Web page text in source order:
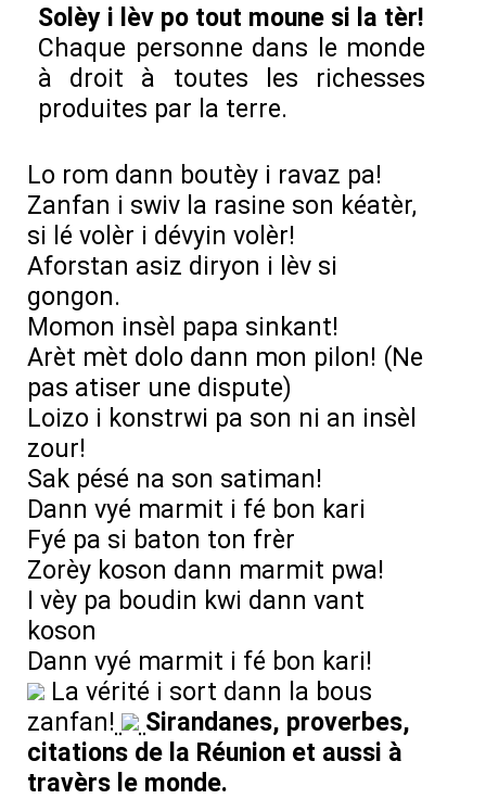
Solèy i lèv po tout moune si la tèr!
Chaque personne dans le monde
à droit à toutes les richesses
produites par la terre.
Lo rom dann boutèy i ravaz pa!
Zanfan i swiv la rasine son kéatèr,
si lé volèr i dévyin volèr!
Aforstan asiz diryon i lèv si
gongon.
Momon insèl papa sinkant!
Arèt mèt dolo dann mon pilon! (Ne
pas atiser une dispute)
Loizo i konstrwi pa son ni an insèl
zour!
Sak pésé na son satiman!
Dann vyé marmit i fé bon kari
Fyé pa si baton ton frèr
Zorèy koson dann marmit pwa!
I vèy pa boudin kwi dann vant
koson
Dann vyé marmit i fé bon kari!
La vérité i sort dann la bous
zanfan!
Sirandanes, proverbes,
citations de la Réunion et aussi à
travèrs le monde.